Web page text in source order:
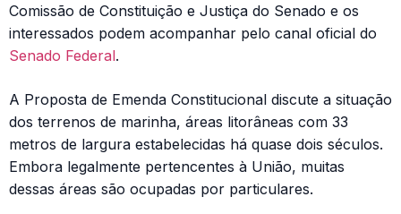
Comissão de Constituição e Justiça do Senado e os
interessados podem acompanhar pelo canal oficial do
Senado Federal.
A Proposta de Emenda Constitucional discute a situação
dos terrenos de marinha, áreas litorâneas com 33
metros de largura estabelecidas há quase dois séculos.
Embora legalmente pertencentes à União, muitas
dessas áreas são ocupadas por particulares.